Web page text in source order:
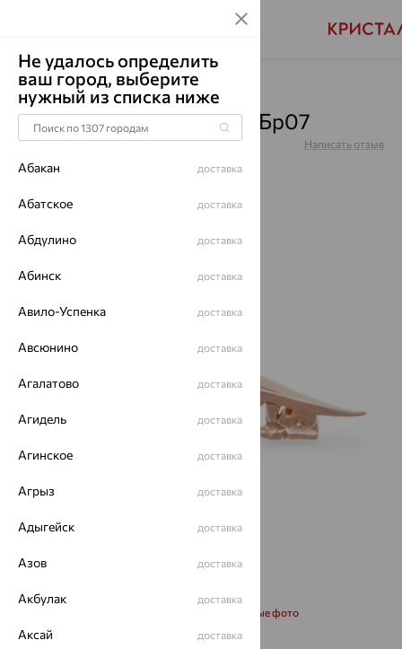
Главная Каталог Броши Жемчуг
Брошь, золото, жемчуг, Бр07
Артикул:Бр07 Написать отзыв
Запросить дополнительные фото
Не удалось определить
ваш город, выберите
нужный из списка ниже
Абакан доставка
Абатское доставка
Абдулино доставка
Абинск доставка
Авило-Успенка доставка
Авсюнино доставка
Агалатово доставка
Агидель доставка
Агинское доставка
Агрыз доставка
Адыгейск доставка
Азов доставка
Акбулак доставка
Аксай доставка